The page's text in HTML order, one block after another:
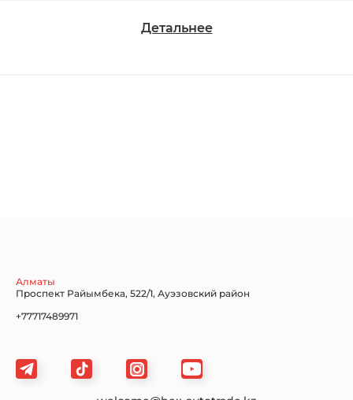
Детальнее
Алматы
Проспект Райымбека, 522/1, Ауэзовский район
+77717489971